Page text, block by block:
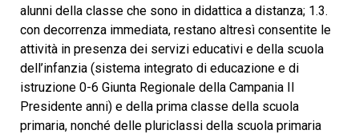
alunni della classe che sono in didattica a distanza; 1.3.
con decorrenza immediata, restano altresì consentite le
attività in presenza dei servizi educativi e della scuola
dell’infanzia (sistema integrato di educazione e di
istruzione 0-6 Giunta Regionale della Campania Il
Presidente anni) e della prima classe della scuola
primaria, nonché delle pluriclassi della scuola primaria